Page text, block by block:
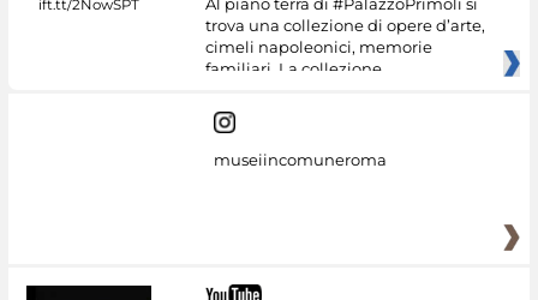
Al piano terra di #PalazzoPrimoli si
trova una collezione di opere d’arte,
cimeli napoleonici, memorie
familiari. La collezione
museiincomuneroma